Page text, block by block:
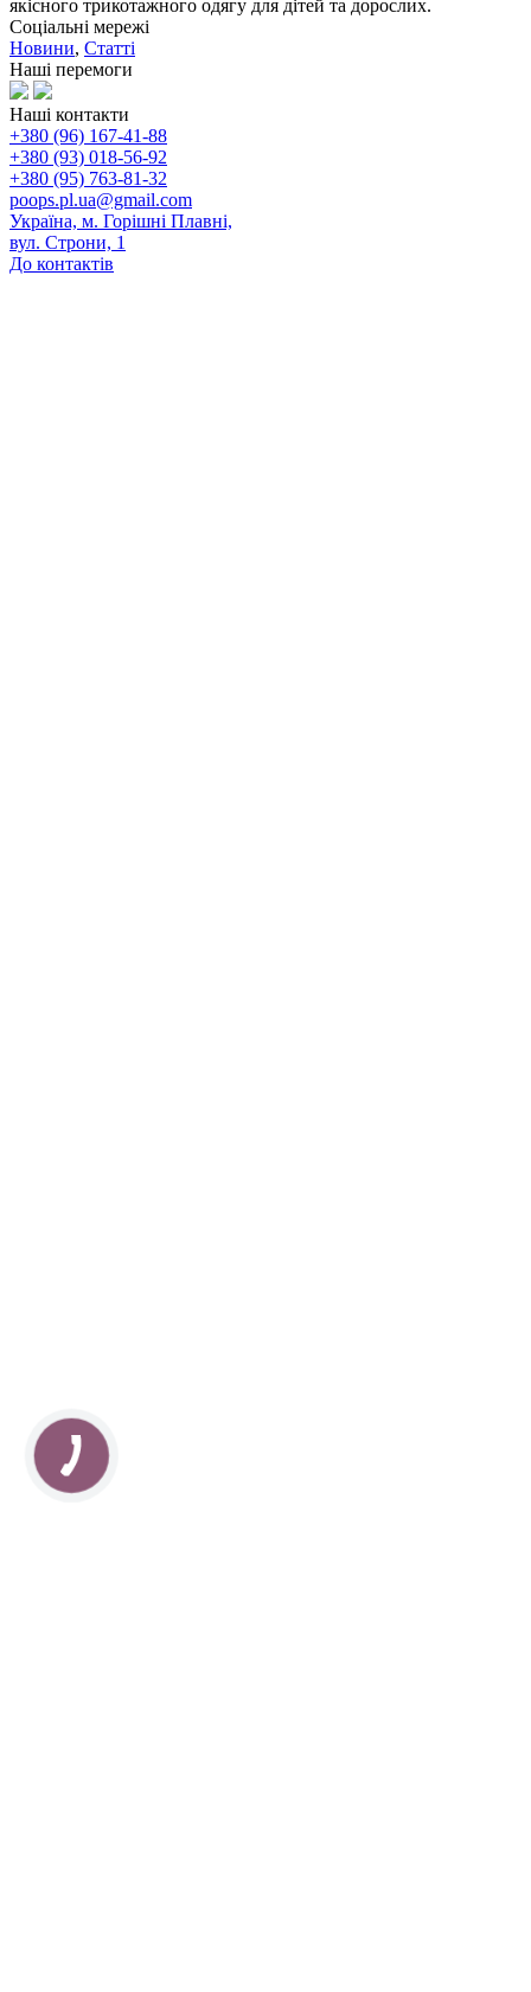
якісного трикотажного одягу для дітей та дорослих.
Соціальні мережі
Новини, Статті
Наші перемоги
Наші контакти
+380 (96) 167-41-88
+380 (93) 018-56-92
+380 (95) 763-81-32
poops.pl.ua@gmail.com
Україна, м. Горішні Плавні,
вул. Строни, 1
До контактів